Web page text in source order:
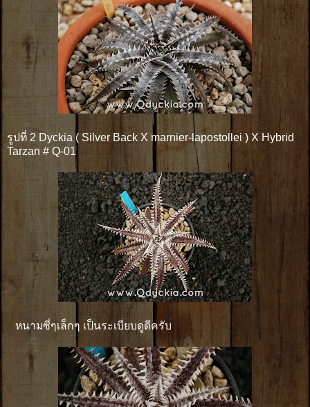
รูปที่ 2 Dyckia ( Silver Back X marnier-lapostollei ) X Hybrid
Tarzan # Q-01
หนามซี่ๆเล็กๆ เป็นระเบียบดูดีครับ